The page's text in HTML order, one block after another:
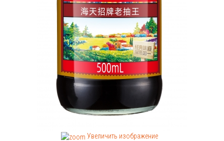
Увеличить изображение